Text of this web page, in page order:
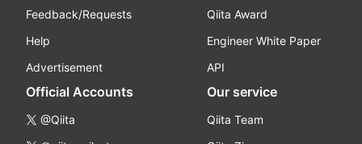
Feedback/Requests
Help
Advertisement
Qiita Award
Engineer White Paper
API
Official Accounts
@Qiita
Our service
Qiita Team